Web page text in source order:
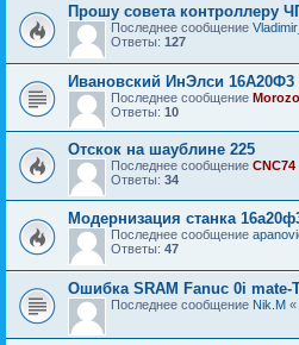
Прошу совета контроллеру
Последнее сообщение
Ответы: 127
Ивановский ИнЭлси 16А20Ф3
Последнее сообщение
Ответы: 10
Отскок на шаублине 225
Последнее сообщение СNC74
Ответы: 34
Модернизация станка
Последнее сообщение
Ответы: 47
Ошибка SRAM Fanuc 0i mate-
Последнее сообщение Nik.M «